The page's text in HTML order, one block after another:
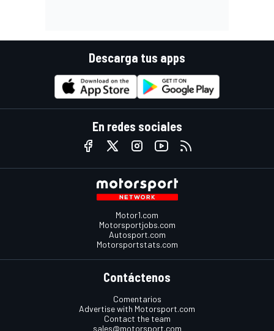
Descarga tus apps
En redes sociales
Motor1.com
Motorsportjobs.com
Autosport.com
Motorsportstats.com
Contáctenos
Comentarios
Advertise with Motorsport.com
Contact the team
sales@motorsport.com